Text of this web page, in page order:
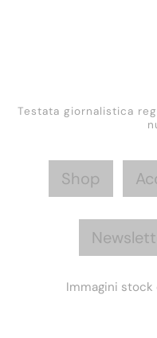
Testata giornalistica
Shop
Immagini stock